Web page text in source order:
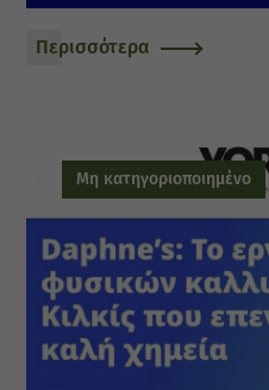
Περισσότερα
Μη κατηγοριοποιημένο